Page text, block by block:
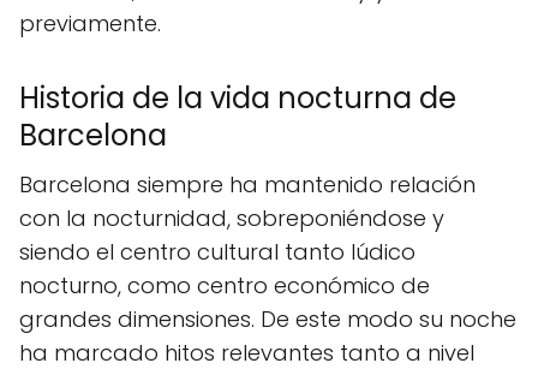
previamente.
Historia de la vida nocturna de
Barcelona
Barcelona siempre ha mantenido relación
con la nocturnidad, sobreponiéndose y
siendo el centro cultural tanto lúdico
nocturno, como centro económico de
grandes dimensiones. De este modo su noche
ha marcado hitos relevantes tanto a nivel